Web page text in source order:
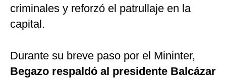
criminales y reforzó el patrullaje en la
capital.
Durante su breve paso por el Mininter,
Begazo respaldó al presidente Balcázar